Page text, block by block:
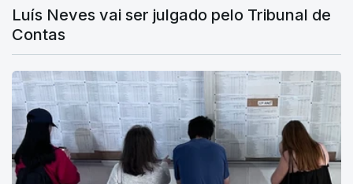
Luís Neves vai ser julgado pelo Tribunal de
Contas